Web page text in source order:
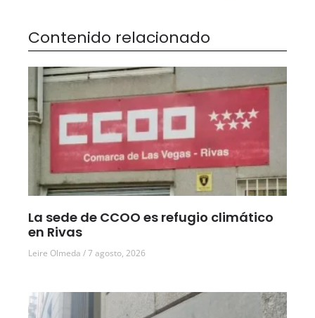
Contenido relacionado
La sede de CCOO es refugio climático
en Rivas
Leire Olmeda 7 agosto, 2026